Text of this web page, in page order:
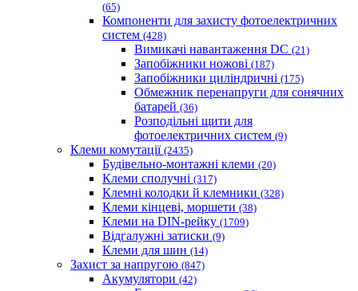
(65)
Компоненти для захисту фотоелектричних
систем (428)
Вимикачі навантаження DC (21)
Запобіжники ножові (187)
Запобіжники циліндричні (175)
Обмежник перенапруги для сонячних
батарей (36)
Розподільні щити для
фотоелектричних систем (9)
Клеми комутації (2435)
Будівельно-монтажні клеми (20)
Клеми сполучні (317)
Клемні колодки й клемники (328)
Клеми кінцеві, моршети (38)
Клеми на DIN-рейку (1709)
Відгалужні затиски (9)
Клеми для шин (14)
Захист за напругою (847)
Акумулятори (42)